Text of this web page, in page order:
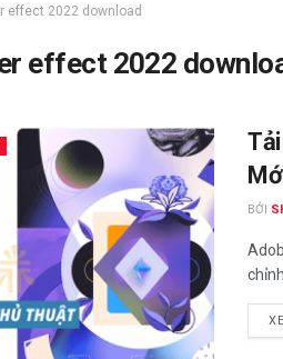
effect 2022 download
effect 2022
BỞI